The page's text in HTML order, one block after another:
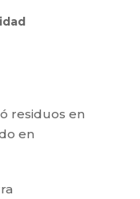
residuos en
en